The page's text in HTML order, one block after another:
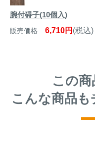
腕付碍子(10個入)
販売価格 6,710円 (税込)
この
こんな商品